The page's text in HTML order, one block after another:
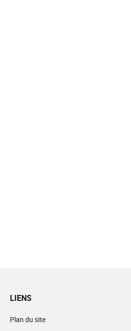
LIENS
Plan du site